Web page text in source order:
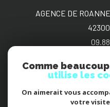
Nom et Prénom *
AGENCE DE
42300
Comme
utilise les
On aimerait vous
votre